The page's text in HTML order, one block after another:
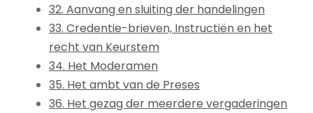
32. Aanvang en sluiting der handelingen
33. Credentie-brieven, Instructiën en het
recht van Keurstem
34. Het Moderamen
35. Het ambt van de Preses
36. Het gezag der meerdere vergaderingen